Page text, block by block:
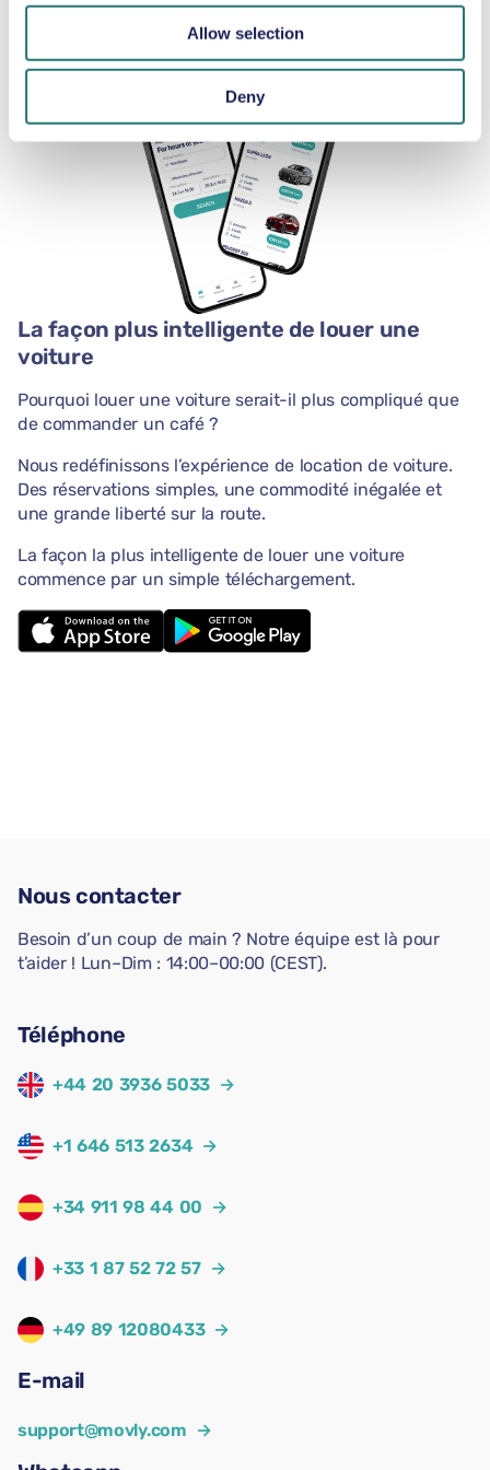
Allow selection
Deny
notre application.
La façon plus intelligente de louer une
voiture
Pourquoi louer une voiture serait-il plus compliqué que
de commander un café ?
Nous redéfinissons l’expérience de location de voiture.
Des réservations simples, une commodité inégalée et
une grande liberté sur la route.
La façon la plus intelligente de louer une voiture
commence par un simple téléchargement.
Nous contacter
Besoin d’un coup de main ? Notre équipe est là pour
t’aider ! Lun–Dim : 14:00–00:00 (CEST).
Téléphone
+44 20 3936 5033 →
+1 646 513 2634 →
+34 911 98 44 00 →
+33 1 87 52 72 57 →
+49 89 12080433 →
E-mail
support@movly.com →